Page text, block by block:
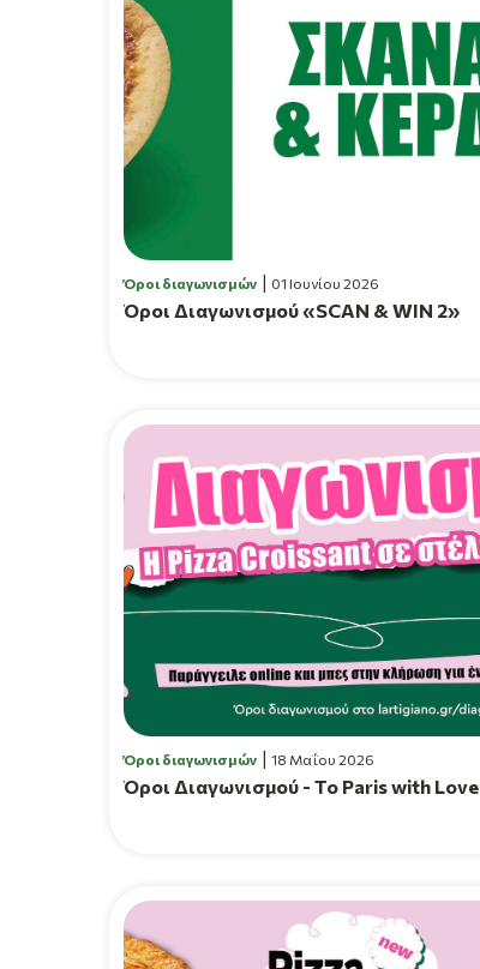
Όροι διαγωνισμών 01 Ιουνίου 2026
Όροι Διαγωνισμού «SCAN & WIN 2»
Όροι διαγωνισμών 18 Μαΐου 2026
Όροι Διαγωνισμού - To Paris with Love